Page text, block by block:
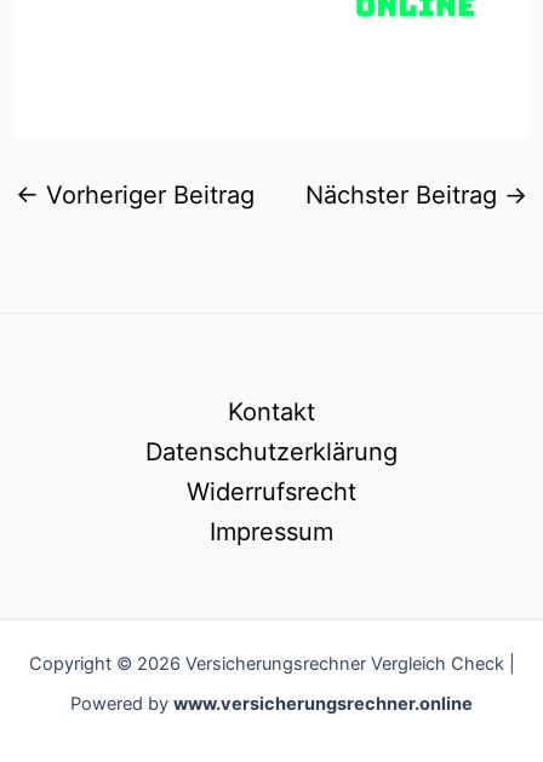
← Vorheriger Beitrag Nächster Beitrag →
Kontakt
Datenschutzerklärung
Widerrufsrecht
Impressum
Copyright © 2026 Versicherungsrechner Vergleich Check |
Powered by www.versicherungsrechner.online